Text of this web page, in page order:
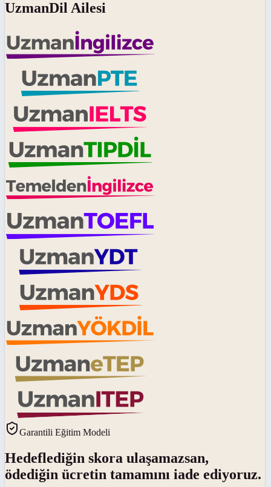
UzmanDil Ailesi
Garantili Eğitim Modeli
Hedeflediğin skora ulaşamazsan,
ödediğin ücretin tamamını iade ediyoruz.